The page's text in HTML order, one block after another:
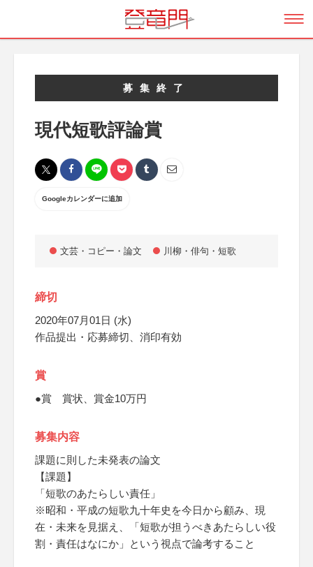
募集終了
現代短歌評論賞
Googleカレンダーに追加
文芸・コピー・論文 川柳・俳句・短歌
締切
2020年07月01日 (水)
作品提出・応募締切、消印有効
賞
●賞 賞状、賞金10万円
募集内容
課題に則した未発表の論文
【課題】
「短歌のあたらしい責任」
※昭和・平成の短歌九十年史を今日から顧み、現
在・未来を見据え、「短歌が担うべきあたらしい役
割・責任はなにか」という視点で論考すること